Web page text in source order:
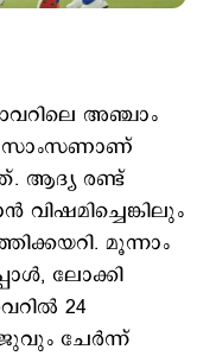
അഞ്ചാം
സാംസണാണ്
ആദ്യ രണ്ട്
മൂന്നാം
ലോക്കി
24
ചേർന്ന്